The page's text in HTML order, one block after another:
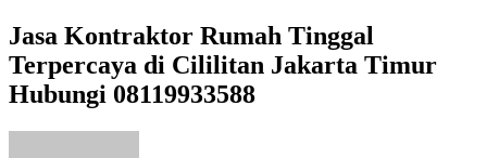
Jasa Kontraktor Rumah Tinggal
Terpercaya di Cililitan Jakarta Timur
Hubungi 08119933588